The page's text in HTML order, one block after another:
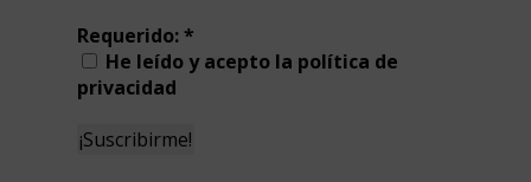
Requerido:*
He leído y acepto la política de
privacidad